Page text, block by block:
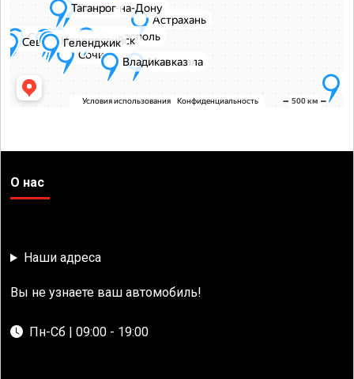
О нас
Наши адреса
Вы не узнаете ваш автомобиль!
Пн-Сб | 09:00 - 19:00